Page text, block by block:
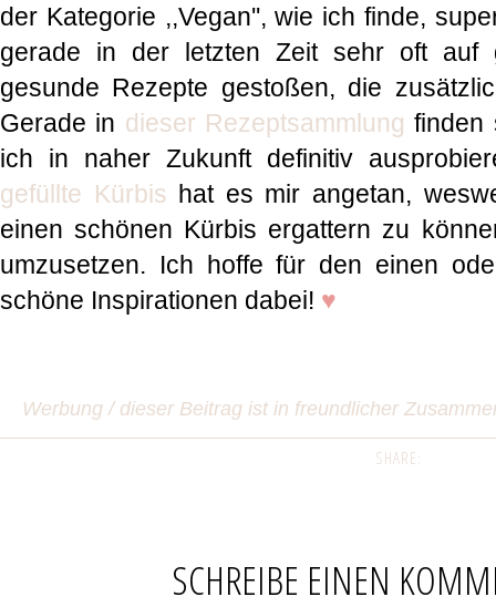
der Kategorie ,,Vegan'', wie ich finde,
gerade in der letzten Zeit sehr oft auf
gesunde Rezepte gestoßen, die
Gerade in dieser Rezeptsammlung finden
ich in naher Zukunft definitiv
gefüllte Kürbis hat es mir angetan,
einen schönen Kürbis ergattern zu
umzusetzen. Ich hoffe für den einen
schöne Inspirationen dabei! ♥
Werbung / dieser Beitrag ist in freundlicher
SHARE:
SCHREIBE EINEN